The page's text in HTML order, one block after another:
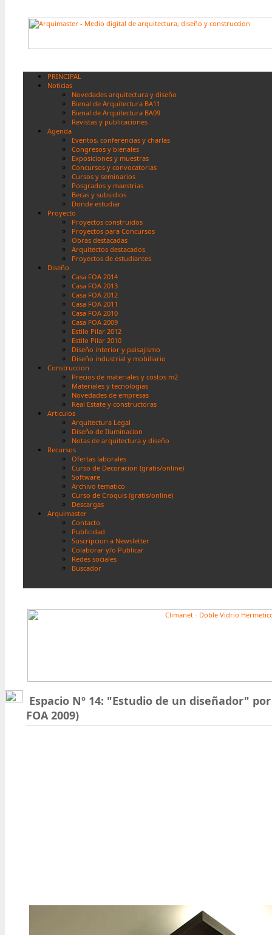
PRINCIPAL
Noticias
Novedades arquitectura y diseño
Bienal de Arquitectura BA11
Bienal de Arquitectura BA09
Revistas y publicaciones
Agenda
Eventos, conferencias y charlas
Congresos y bienales
Exposiciones y muestras
Concursos y convocatorias
Cursos y seminarios
Posgrados y maestrias
Becas y subsidios
Donde estudiar
Proyecto
Proyectos construidos
Proyectos para Concursos
Obras destacadas
Arquitectos destacados
Proyectos de estudiantes
Diseño
Casa FOA 2014
Casa FOA 2013
Casa FOA 2012
Casa FOA 2011
Casa FOA 2010
Casa FOA 2009
Estilo Pilar 2012
Estilo Pilar 2010
Diseño interior y paisajismo
Diseño industrial y mobiliario
Construccion
Precios de materiales y costos m2
Materiales y tecnologias
Novedades de empresas
Real Estate y constructoras
Articulos
Arquitectura Legal
Diseño de Iluminacion
Notas de arquitectura y diseño
Recursos
Ofertas laborales
Curso de Decoracion (gratis/online)
Software
Archivo tematico
Curso de Croquis (gratis/online)
Descargas
Arquimaster
Contacto
Publicidad
Suscripcion a Newsletter
Colaborar y/o Publicar
Redes sociales
Buscador
Espacio Nº 14: "Estudio de un diseñador"
FOA 2009)